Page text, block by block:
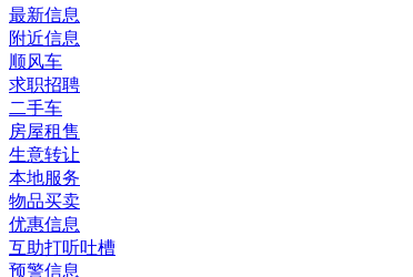
最新信息
附近信息
顺风车
求职招聘
二手车
房屋租售
生意转让
本地服务
物品买卖
优惠信息
互助打听吐槽
预警信息